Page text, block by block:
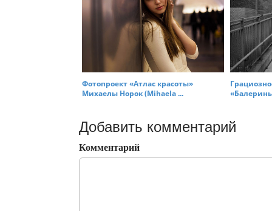
Фотопроект «Атлас красоты»
Михаелы Норок (Mihaela ...
Добавить комментарий
Комментарий